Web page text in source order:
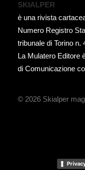
SKIALPER
è una rivista
Numero Registro
tribunale di Torino n.
La Mulatero Editore
di Comunicazione
© 2026 Skialper